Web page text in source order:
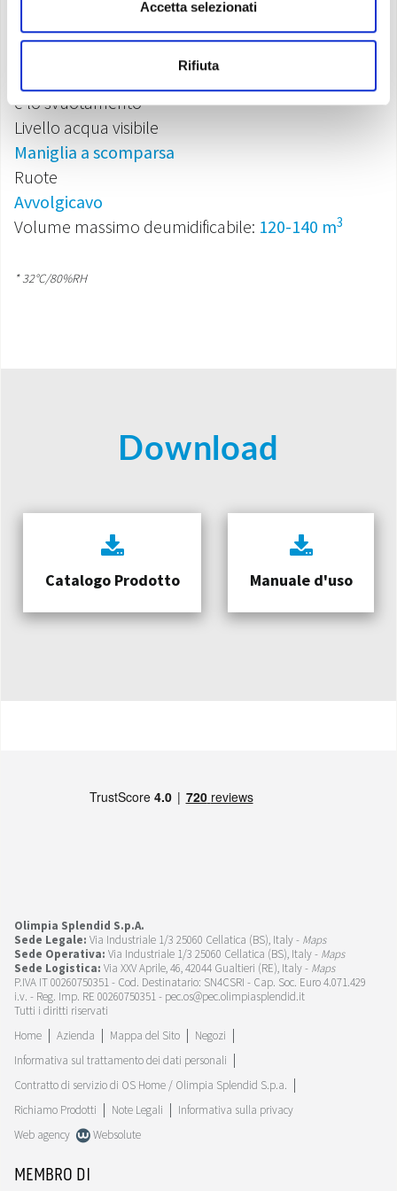
Accetta selezionati
Rifiuta
Tanica a scomparsa conpannello di chiusura
manigliaper facilitare il trasporto
e lo svuotamento
Livello acqua visibile
Maniglia a scomparsa
Ruote
Avvolgicavo
Volume massimo deumidificabile: 120-140 m3
* 32°C/80%RH
Download
Catalogo Prodotto Manuale d'uso
Olimpia Splendid S.p.A.
Sede Legale: Via Industriale 1/3 25060 Cellatica (BS), Italy - Maps
Sede Operativa: Via Industriale 1/3 25060 Cellatica (BS), Italy - Maps
Sede Logistica: Via XXV Aprile, 46, 42044 Gualtieri (RE), Italy - Maps
P.IVA IT 00260750351 - Cod. Destinatario: SN4CSRI - Cap. Soc. Euro 4.071.429
i.v. - Reg. Imp. RE 00260750351 - pec.os@pec.olimpiasplendid.it
Tutti i diritti riservati
Home
Azienda Mappa del Sito
Negozi
Informativa sul trattamento dei dati personali
Contratto di servizio di OS Home / Olimpia Splendid S.p.a.
Richiamo Prodotti
Note Legali
Informativa sulla privacy
Web agency
Websolute
MEMBRO DI